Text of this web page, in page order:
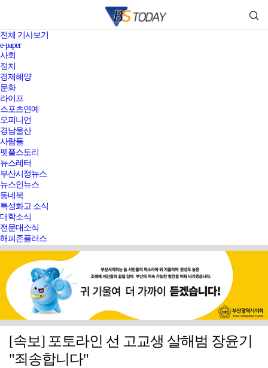
전체 기사보기
e-paper
사회
정치
경제해양
문화
라이프
스포츠연예
오피니언
경남울산
사람들
펫플스토리
뉴스레터
부산시정뉴스
뉴스인뉴스
동네북
특성화고 소식
대학소식
전문대소식
해피존플러스
[속보] 포토라인 선 고교생 살해범 장윤기
"죄송합니다"